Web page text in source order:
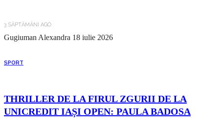
3 SĂPTĂMÂNI AGO
Gugiuman Alexandra 18 iulie 2026
SPORT
THRILLER DE LA FIRUL ZGURII DE LA
UNICREDIT IAȘI OPEN: PAULA BADOSA